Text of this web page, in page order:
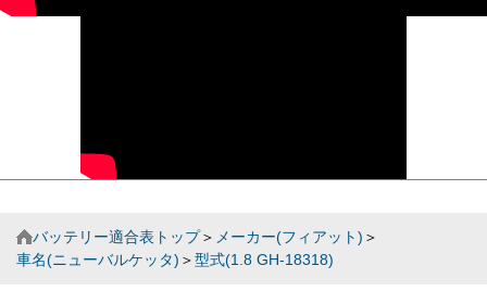
バッテリー適合表トップ＞ メーカー(フィアット) ＞
車名(ニューバルケッタ) ＞型式(1.8 GH-18318)